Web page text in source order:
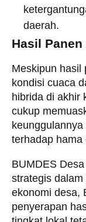
daerah.
Hasil Panen
​Meskipun hasil
kondisi cuaca
hibrida di akhir
cukup
terhadap hama
​BUMDES
strategis
ekonomi desa,
penyerapan